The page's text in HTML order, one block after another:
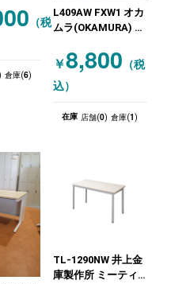
5セッ
ト
（税
倉庫(6)
L409AW FXW1 オカ
ムラ(OKAMURA) イ
ダイニングチェア
オカムラ
(OKAMURA) ミーテ
ー 木目（ナチュラ
￥8,800 （税
込）
在庫 店舗(0) 倉庫(1)
TL-1290NW 井上金
庫製作所 ミーティ